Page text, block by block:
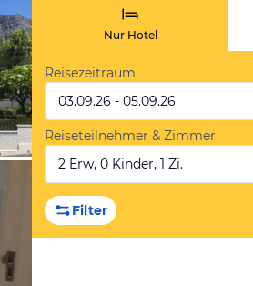
Nur Hotel
Reisezeitraum
03.09.26 - 05.09.26
Reiseteilnehmer & Zimmer
2 Erw, 0 Kinder, 1 Zi.
Filter